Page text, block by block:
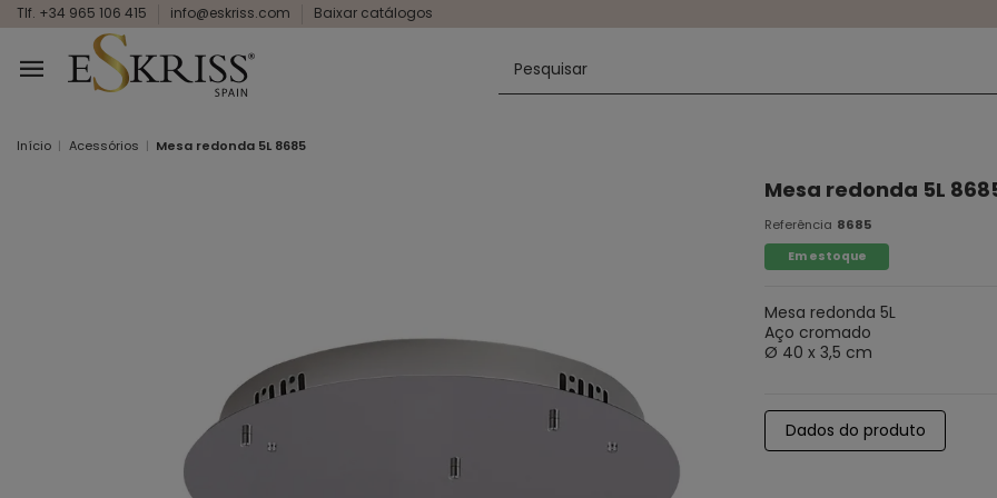
Tlf. +34 965 106 415 info@eskriss.com Baixar catálogos
Início Acessórios Mesa redonda 5L 8685
Mesa redonda 5L
Referência 8685
Em estoque
Mesa redonda 5L
Aço cromado
Ø 40 x 3,5 cm
Dados do produto